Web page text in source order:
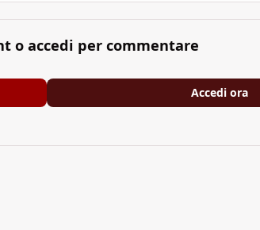
o accedi per commentare
Accedi ora